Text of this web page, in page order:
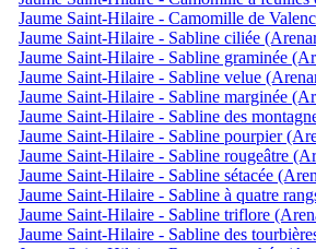
Jaume Saint-Hilaire - Camomille de
Jaume Saint-Hilaire - Sabline ciliée
Jaume Saint-Hilaire - Sabline graminée
Jaume Saint-Hilaire - Sabline velue
Jaume Saint-Hilaire - Sabline marginée
Jaume Saint-Hilaire - Sabline des
Jaume Saint-Hilaire - Sabline pourpier
Jaume Saint-Hilaire - Sabline rougeâtre
Jaume Saint-Hilaire - Sabline sétacée
Jaume Saint-Hilaire - Sabline à quatre
Jaume Saint-Hilaire - Sabline triflore
Jaume Saint-Hilaire - Sabline des